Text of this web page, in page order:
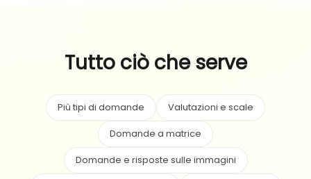
Tutto ciò che serve
Più tipi di domande
Valutazioni e scale
Domande a matrice
Domande e risposte sulle immagini